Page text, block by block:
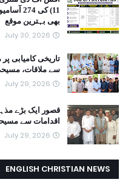
11) کی
بھی بہترین موقع
July 30, 2026
تاریخی کامیابی
سے ملاقات،
July 29, 2026
قصور ایک بڑے
اقدامات سے
July 29, 2026
ENGLISH CHRISTIAN NEWS